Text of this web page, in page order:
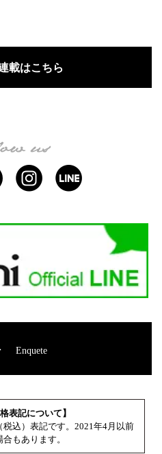
載はこちら
Enquete
表記について】
込）表記です。2021年4月以前
もあります。